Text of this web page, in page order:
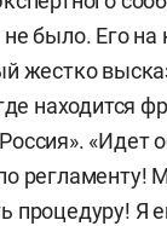
было. Его на
жестко
находится
«Идет
регламенту!
процедуру! Я